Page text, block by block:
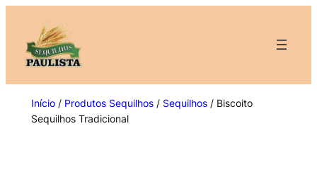
conteúdo
Início/ Produtos Sequilhos/ Sequilhos/ Biscoito
Sequilhos Tradicional